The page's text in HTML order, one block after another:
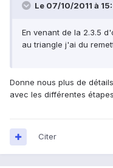
Le 07/10/2011 à
En venant de la 2.3.5
au triangle j'ai du
Donne nous plus de
avec les différentes
Citer